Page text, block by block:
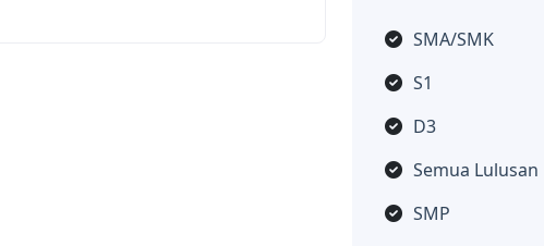
SMA/SMK
S1
D3
Semua Lulusan
SMP